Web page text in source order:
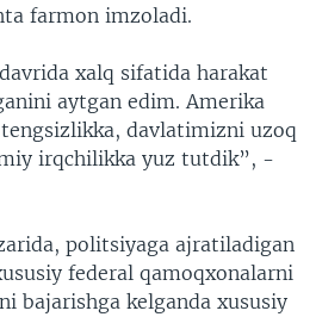
farmon imzoladi.
xalq sifatida harakat
aytgan edim. Amerika
davlatimizni uzoq
irqchilikka yuz tutdik”, -
politsiyaga ajratiladigan
federal qamoqxonalarni
bajarishga kelganda xususiy